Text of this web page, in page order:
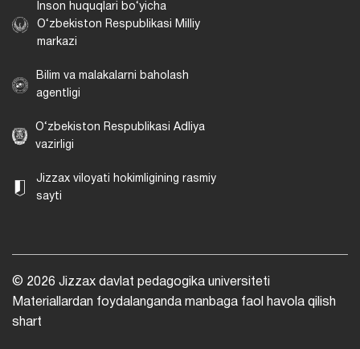
Inson huquqlari bo‘yicha
O‘zbekiston Respublikasi Milliy
markazi
Bilim va malakalarni baholash
agentligi
O‘zbekiston Respublikasi Adliya
vazirligi
Jizzax viloyati hokimligining rasmiy
sayti
© 2026 Jizzax davlat pedagogika universiteti
Materiallardan foydalanganda manbaga faol havola qilish
shart